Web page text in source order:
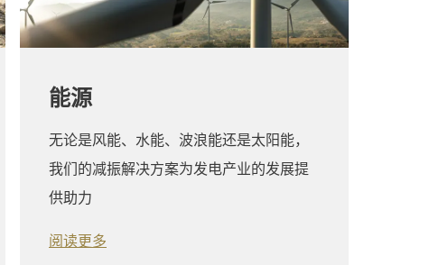
能源
无论是风能、水能、波浪能还是太阳能，
我们的减振解决方案为发电产业的发展提
供助力
阅读更多